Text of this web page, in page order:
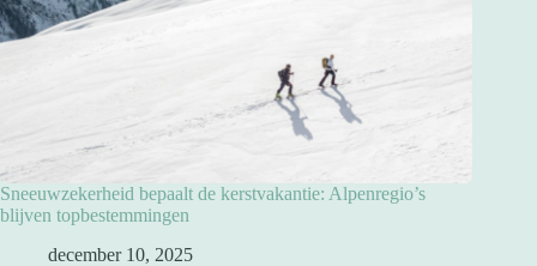
Sneeuwzekerheid bepaalt de kerstvakantie: Alpenregio’s
blijven topbestemmingen
december 10, 2025